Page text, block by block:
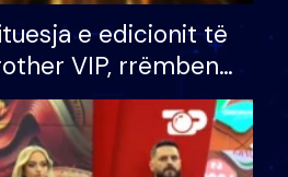
e edicionit të
VIP, rrëmben
prej 100 mijë eurosh